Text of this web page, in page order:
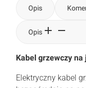
Opis
Opis
Kabel grzewczy na
Elektryczny kabel